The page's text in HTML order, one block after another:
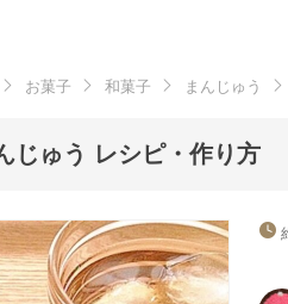
お菓子 和菓子 まんじゅう
じゅう レシピ・作り方